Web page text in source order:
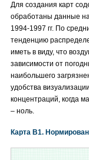
Для создания карт
обработаны данные
1994-1997 гг. По
тенденцию
иметь в виду, что
зависимости от
наибольшего
удобства
концентраций, когда
– ноль.
Карта B1.